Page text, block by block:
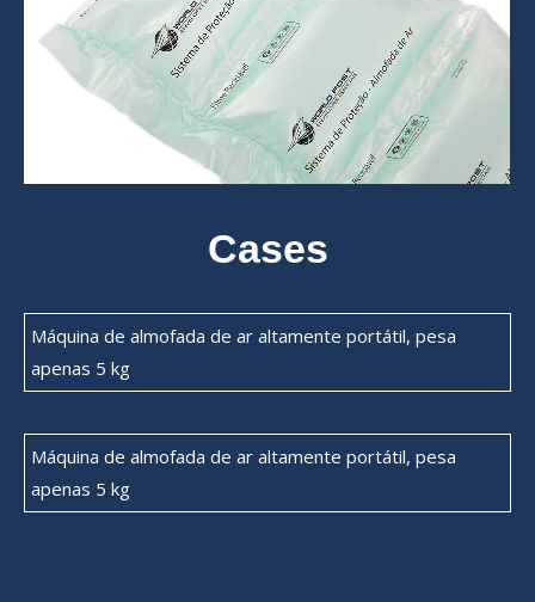
Cases
Máquina de almofada de ar altamente portátil, pesa
apenas 5 kg
Máquina de almofada de ar altamente portátil, pesa
apenas 5 kg